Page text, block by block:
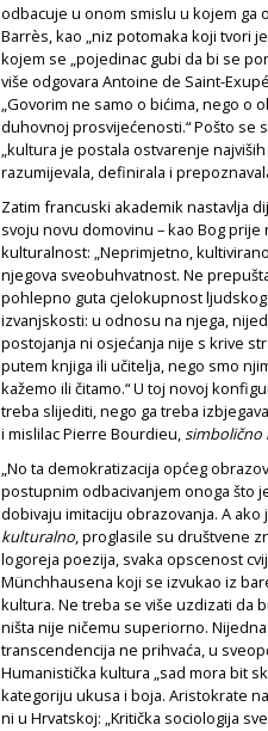
odbacuje u onom smislu u kojem ga
Barrès, kao „niz potomaka koji tvori
kojem se „pojedinac gubi da bi se
više odgovara Antoine de Saint-
„Govorim ne samo o bićima, nego o
duhovnoj prosvijećenosti.“ Pošto se
„kultura je postala ostvarenje
razumijevala, definirala i
Zatim francuski akademik nastavlja
svoju novu domovinu – kao Bog
kulturalnost: „Neprimjetno,
njegova sveobuhvatnost. Ne
pohlepno guta cjelokupnost
izvanjskosti: u odnosu na njega,
postojanja ni osjećanja nije s krive
putem knjiga ili učitelja, nego smo
kažemo ili čitamo.“ U toj novoj
treba slijediti, nego ga treba
i mislilac Pierre Bourdieu,simbolično
„No ta demokratizacija općeg
postupnim odbacivanjem onoga što
dobivaju imitaciju obrazovanja. A
kulturalno, proglasile su društvene
logoreja poezija, svaka opscenost
Münchhausena koji se izvukao iz
kultura. Ne treba se više uzdizati da
ništa nije ničemu superiorno.
transcendencija ne prihvaća, u
Humanistička kultura „sad mora bit
kategoriju ukusa i boja. Aristokrate
ni u Hrvatskoj: „Kritička sociologija